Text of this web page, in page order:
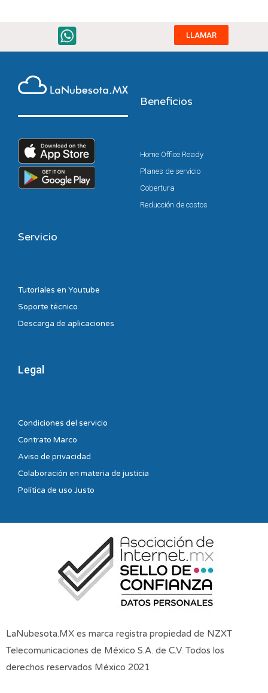
LLAMAR
Beneficios
Home Office Ready
Planes de servicio
Cobertura
Reducción de costos
Servicio
Tutoriales en Youtube
Soporte técnico
Descarga de aplicaciones
Legal
Condiciones del servicio
Contrato Marco
Aviso de privacidad
Colaboración en materia de justicia
Política de uso Justo
LaNubesota.MX es marca registra propiedad de NZXT
Telecomunicaciones de México S.A. de C.V. Todos los
derechos reservados México 2021